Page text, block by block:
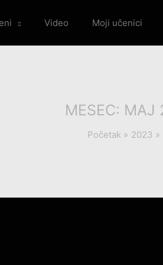
Video Moji učenici
MESEC: MAJ
Početak 2023